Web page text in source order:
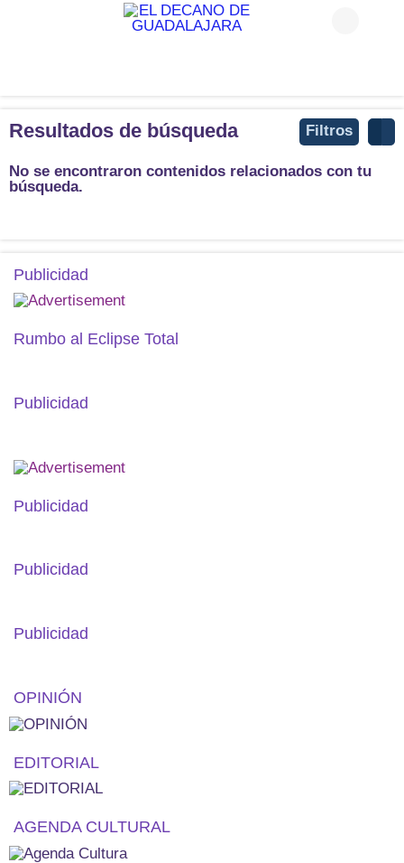
Filtros
Resultados de búsqueda
No se encontraron contenidos relacionados con tu
búsqueda.
Publicidad
Rumbo al Eclipse Total
Publicidad
Publicidad
Publicidad
Publicidad
OPINIÓN
EDITORIAL
AGENDA CULTURAL